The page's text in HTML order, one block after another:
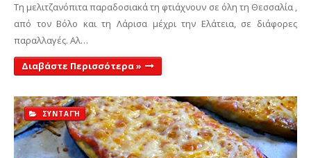
Τη μελιτζανόπιτα παραδοσιακά τη φτιάχνουν σε όλη τη Θεσσαλία ,
από τον Βόλο και τη Λάρισα μέχρι την Ελάτεια, σε διάφορες
παραλλαγές. Αλ…
Διαβάστε Περισσότερα »
ΣΥΝΤΑΓΉ